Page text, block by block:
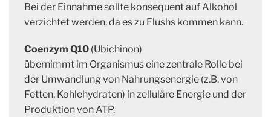
Bei der Einnahme sollte konsequent auf Alkohol
verzichtet werden, da es zu Flushs kommen kann.
Coenzym Q10 (Ubichinon)
übernimmt im Organismus eine zentrale Rolle bei
der Umwandlung von Nahrungsenergie (z.B. von
Fetten, Kohlehydraten) in zelluläre Energie und der
Produktion von ATP.